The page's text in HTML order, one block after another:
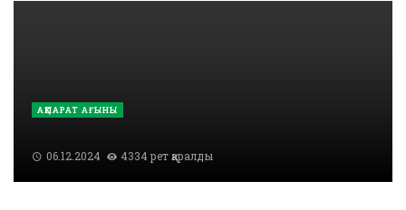
АҚПАРАТ АҒЫНЫ
06.12.2024 4334 рет қаралды